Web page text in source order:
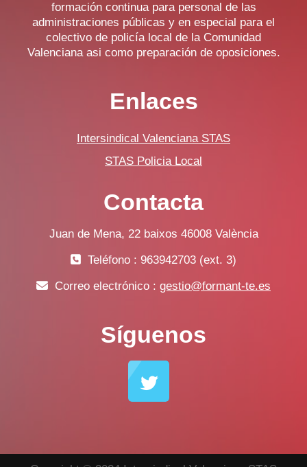
formación continua para personal de las
administraciones públicas y en especial para el
colectivo de policía local de la Comunidad
Valenciana asi como preparación de oposiciones.
Enlaces
Intersindical Valenciana STAS
STAS Policia Local
Contacta
Juan de Mena, 22 baixos 46008 València
Teléfono : 963942703 (ext. 3)
Correo electrónico : gestio@formant-te.es
Síguenos